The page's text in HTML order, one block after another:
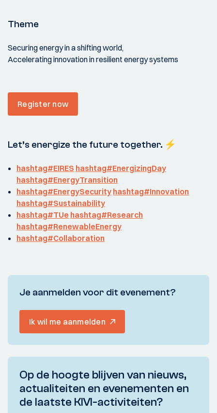
Theme
Securing energy in a shifting world,
Accelerating innovation in resilient energy systems
Register now
Let’s energize the future together. ⚡
hashtag#EIRES hashtag#EnergizingDay
hashtag#EnergyTransition
hashtag#EnergySecurity hashtag#Innovation
hashtag#Sustainability
hashtag#TUe hashtag#Research
hashtag#RenewableEnergy
hashtag#Collaboration
Je aanmelden voor dit evenement?
Ik wil me aanmelden
Op de hoogte blijven van nieuws,
actualiteiten en evenementen en
de laatste KIVI-activiteiten?